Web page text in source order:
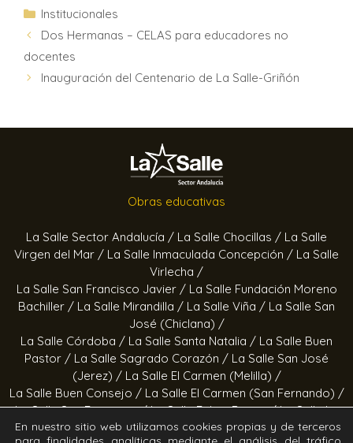
Institucionales
Dos Hermanas – CELAS para educadores no
docentes
Inauguración del Centenario de La Salle-Griñón
Obras educativas
La Salle Sector Andalucía / La Salle Chocillas / La Salle
Virgen del Mar / La Salle Inmaculada Concepción / La Salle
Virlecha /
La Salle San Francisco Javier / La Salle Fundación Moreno
Bachiller / La Salle Mirandilla / La Salle Viña / La Salle San
José (Chiclana) /
La Salle Córdoba / La Salle Santa Natalia / La Salle Buen
Pastor / La Salle Sagrado Corazón / La Salle San José
(Jerez) / La Salle El Carmen (Melilla) /
La Salle Buen Consejo / La Salle El Carmen (San Fernando) /
La Salle San Francisco /La Salle Felipe Benito /La Salle La
Purísima
En nuestro sitio web utilizamos cookies propias y de terceros